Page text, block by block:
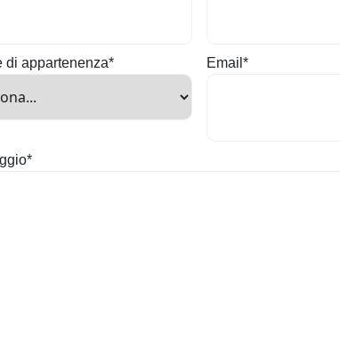
di appartenenza* Email *
*